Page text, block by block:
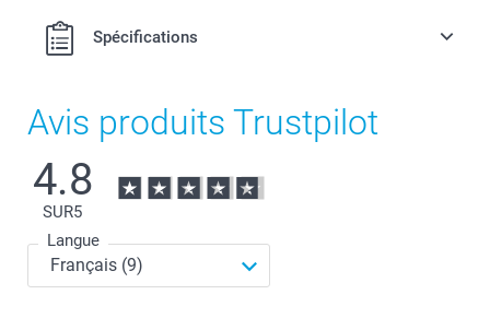
Spécifications
Avis produits Trustpilot
4.8
SUR5
Langue